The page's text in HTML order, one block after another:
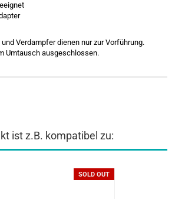
Verdampfer dienen nur zur Vorführung.
Umtausch ausgeschlossen.
ist z.B. kompatibel zu:
SOLD OUT